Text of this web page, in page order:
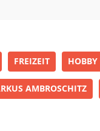
FREIZEIT HOBBY
AMBROSCHITZ